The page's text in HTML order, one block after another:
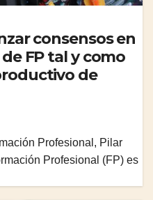
consensos en
FP tal y como
de
Profesional, Pilar
Profesional (FP) es